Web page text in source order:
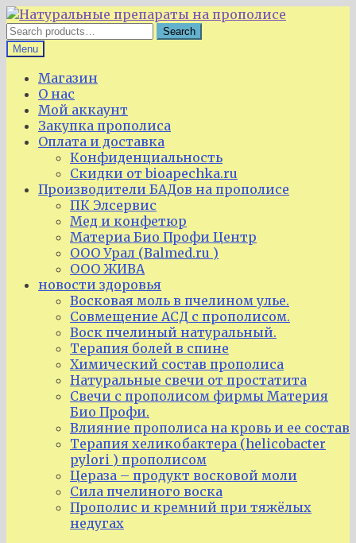
Skip
to
navigation
Skip
to
content
Search
for:
Search
Menu
Магазин
О нас
Мой аккаунт
Закупка прополиса
Оплата и доставка
Конфиденциальность
Скидки от bioapechka.ru
Производители БАДов на прополисе
ПК Элсервис
Мед и конфетюр
Материа Био Профи Центр
ООО Урал (Balmed.ru )
ООО ЖИВА
новости здоровья
Восковая моль в пчелином улье.
Совмещение АСД с прополисом.
Воск пчелиный натуральный.
Терапия болей в спине
Химический состав прополиса
Натуральные свечи от простатита
Свечи с прополисом фирмы Материя
Био Профи.
Влияние прополиса на кровь и ее состав
Терапия хеликобактера (helicobacter
pylori ) прополисом
Цераза – продукт восковой моли
Сила пчелиного воска
Прополис и кремний при тяжёлых
недугах